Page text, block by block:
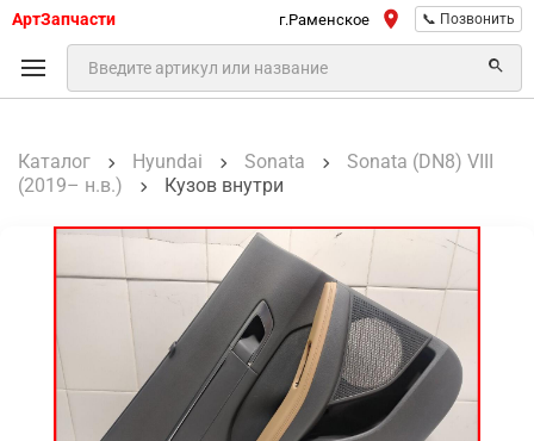
АртЗапчасти г.Раменское 📞 Позвонить
Каталог Hyundai Sonata
Sonata (DN8) VIII
(2019– н.в.)
Кузов внутри